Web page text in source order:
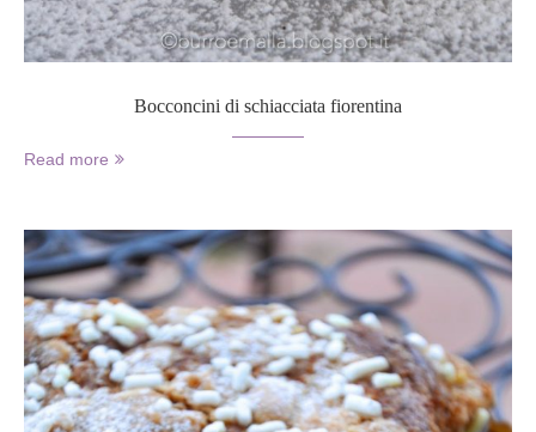
Bocconcini di schiacciata fiorentina
Read more